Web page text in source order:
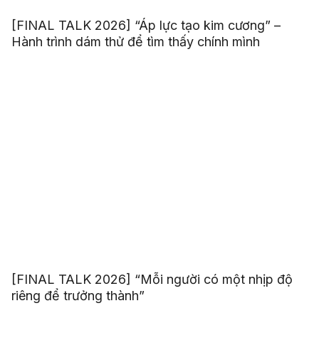
[FINAL TALK 2026] “Áp lực tạo kim cương” –
Hành trình dám thử để tìm thấy chính mình
[FINAL TALK 2026] “Mỗi người có một nhịp độ
riêng để trưởng thành”